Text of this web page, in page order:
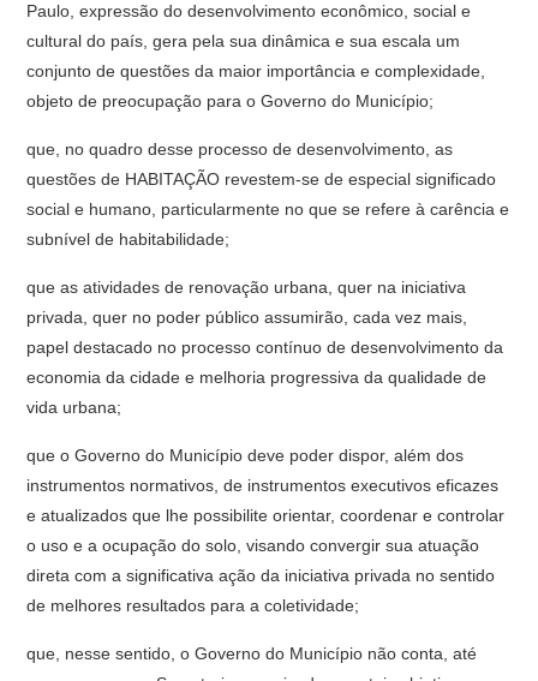
Paulo, ex­pressão do desenvolvimento econômico, social e
cultural do país, gera pela sua dinâmica e sua escala um
conjunto de questões da maior importância e complexidade,
objeto de preocupação para o Governo do Município;
que, no quadro desse processo de desenvolvimento, as
questões de HA­BITAÇÃO revestem-se de especial significado
social e humano, particular­mente no que se refere à carência e
subnível de habitabilidade;
que as atividades de renovação urbana, quer na iniciativa
privada, quer no poder público assumirão, cada vez mais,
papel destacado no processo contínuo de desenvolvimento da
economia da cidade e melhoria progressiva da qualidade de
vida urbana;
que o Governo do Município deve poder dispor, além dos
instrumentos normativos, de instrumentos executivos eficazes
e atualizados que lhe possi­bilite orientar, coordenar e controlar
o uso e a ocupação do solo, visando convergir sua atuação
direta com a significativa ação da iniciativa privada no sentido
de melhores resultados para a coletividade;
que, nesse sentido, o Governo do Município não conta, até